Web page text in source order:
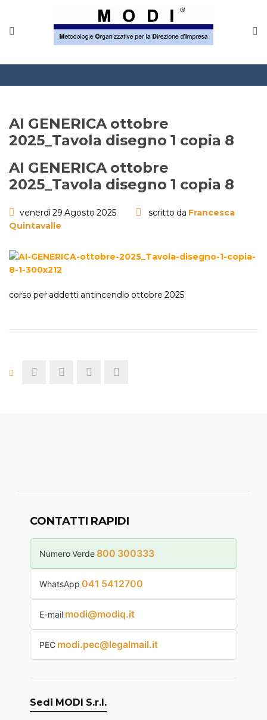
Corsi
CONTATTACI
Questionario
Blog e info
FAQ
AI GENERICA ottobre
2025_Tavola disegno 1 copia 8
AI GENERICA ottobre
2025_Tavola disegno 1 copia 8
venerdì 29 Agosto 2025 scritto da Francesca
Quintavalle
corso per addetti antincendio ottobre 2025
CONTATTI RAPIDI
Numero Verde 800 300333
WhatsApp 041 5412700
E-mail modi@modiq.it
PEC modi.pec@legalmail.it
Sedi MODI S.r.l.